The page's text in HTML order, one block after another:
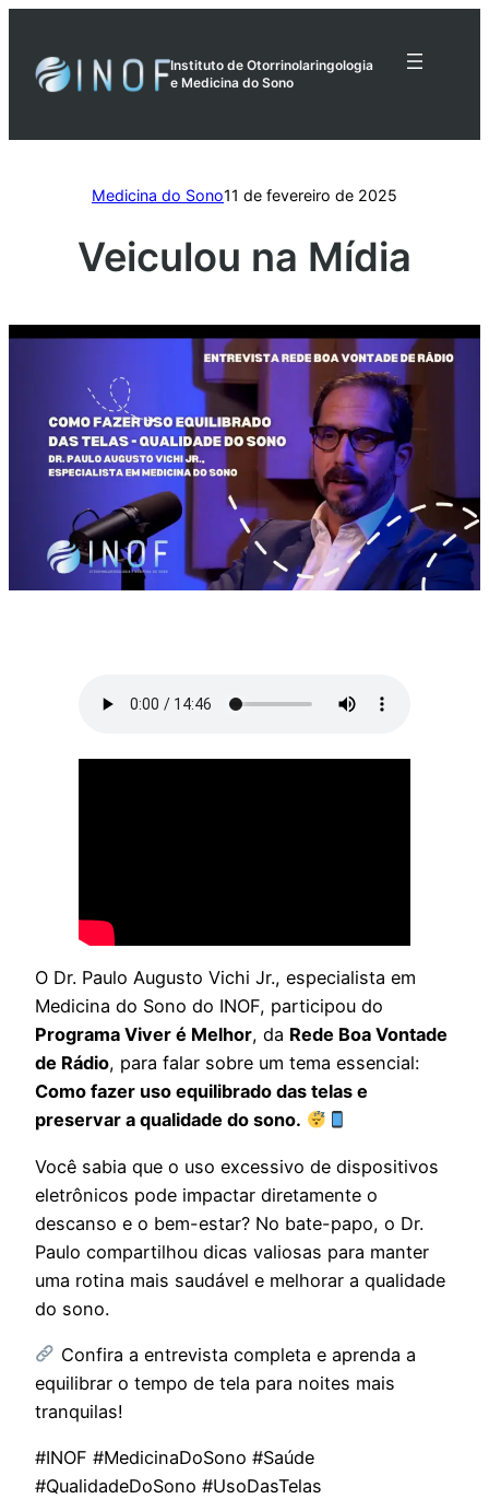
Instituto de Otorrinolaringologia
e Medicina do Sono
Medicina do Sono11 de fevereiro de 2025
Veiculou na Mídia
O Dr. Paulo Augusto Vichi Jr., especialista em
Medicina do Sono do INOF, participou do
Programa Viver é Melhor, da Rede Boa Vontade
de Rádio, para falar sobre um tema essencial:
Como fazer uso equilibrado das telas e
preservar a qualidade do sono.
Você sabia que o uso excessivo de dispositivos
eletrônicos pode impactar diretamente o
descanso e o bem-estar? No bate-papo, o Dr.
Paulo compartilhou dicas valiosas para manter
uma rotina mais saudável e melhorar a qualidade
do sono.
Confira a entrevista completa e aprenda a
equilibrar o tempo de tela para noites mais
tranquilas!
#INOF #MedicinaDoSono #Saúde
#QualidadeDoSono #UsoDasTelas